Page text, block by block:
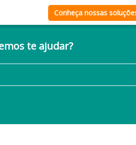
Conheça nossas
te ajudar?